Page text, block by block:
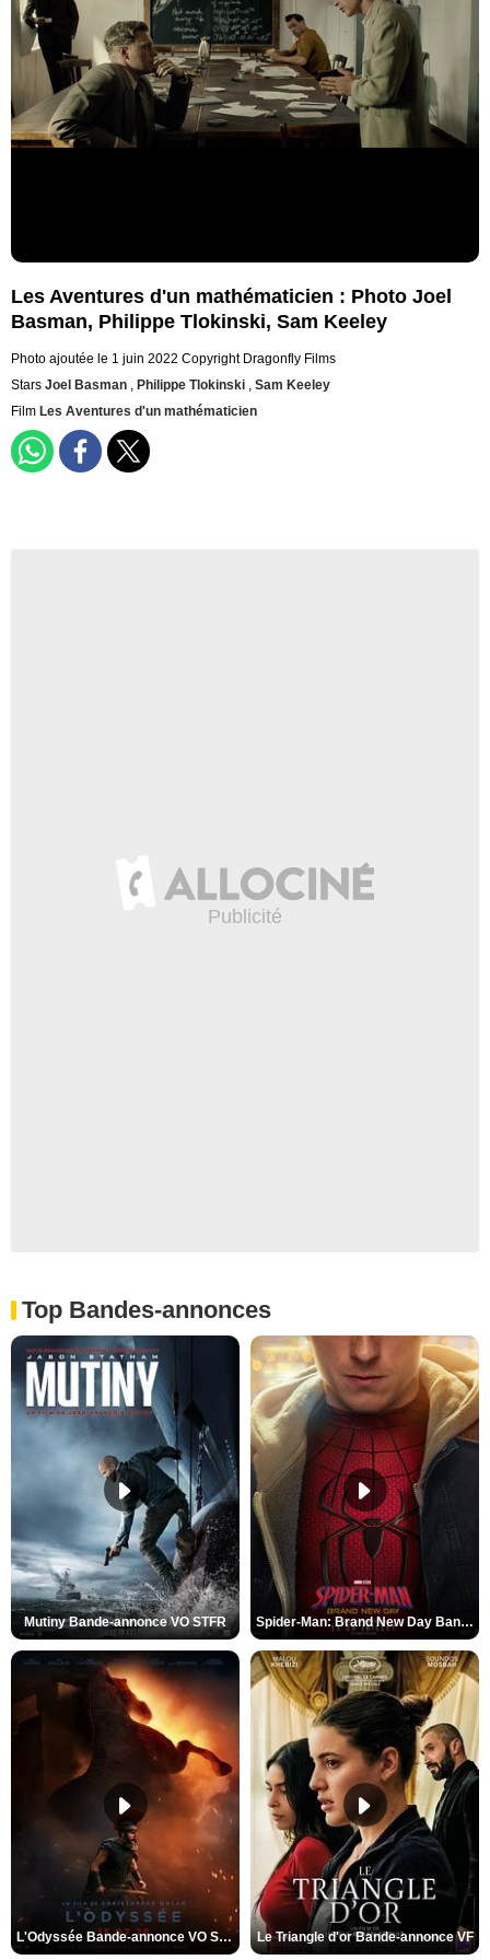
Les Aventures d'un mathématicien : Photo Joel
Basman, Philippe Tlokinski, Sam Keeley
Photo ajoutée le 1 juin 2022 Copyright Dragonfly Films
Stars Joel Basman , Philippe Tlokinski , Sam Keeley
Film Les Aventures d'un mathématicien
Top Bandes-annonces
Mutiny Bande-annonce VO STFR Spider-Man: Brand New Day Bande-annonce VO STFR
L'Odyssée Bande-annonce VO STFR Le Triangle d'or Bande-annonce VF